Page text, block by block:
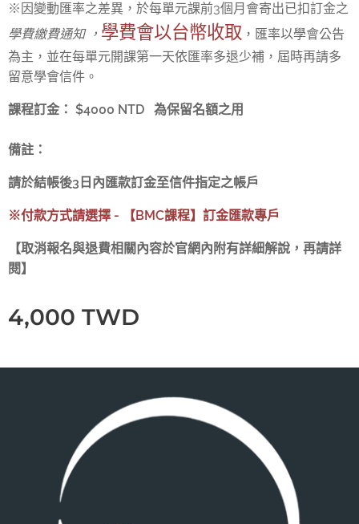
※因變動匯率之差異，於每單元課前3個月會寄出已扣訂金之
學費繳費通知 ， 學費會以台幣收取 ，匯率以學會公告
為主，並在每單元開課第一天依匯率多退少補，屆時再請多
留意學會信件。
課程訂金： $4000 NTD 為保留名額之用
備註：
請於結帳後3日內匯款訂金至信件指定之帳戶
※付款方式請選擇 - 【BMC課程】訂金匯款專戶
【取消報名與退費相關內容於官網內附有詳細解說，再請詳
閱】
4,000 TWD